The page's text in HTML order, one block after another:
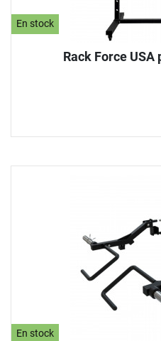
En stock
Rack Force
En stock